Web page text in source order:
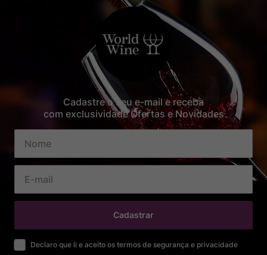
Cadastre o seu e-mail e receba
com exclusividade Ofertas e Novidades
Cadastrar
Declaro que li e aceito os termos de segurança e privacidade